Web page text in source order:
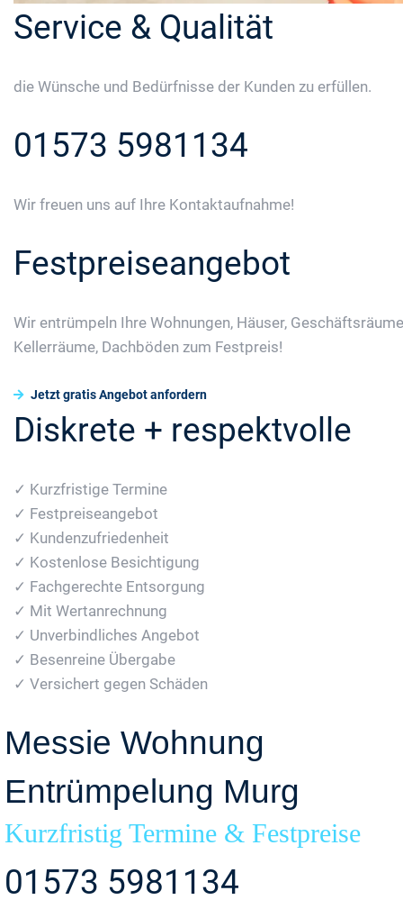
Service & Qualität
die Wünsche und Bedürfnisse der Kunden zu erfüllen.
01573 5981134
Wir freuen uns auf Ihre Kontaktaufnahme!
Festpreiseangebot
Wir entrümpeln Ihre Wohnungen, Häuser,
Kellerräume, Dachböden zum Festpreis!
Jetzt gratis Angebot anfordern
Diskrete + respektvolle
✓ Kurzfristige Termine
✓ Festpreiseangebot
✓ Kundenzufriedenheit
✓ Kostenlose Besichtigung
✓ Fachgerechte Entsorgung
✓ Mit Wertanrechnung
✓ Unverbindliches Angebot
✓ Besenreine Übergabe
✓ Versichert gegen Schäden
Messie Wohnung
Entrümpelung Murg
Kurzfristig Termine & Festpreise
01573 5981134